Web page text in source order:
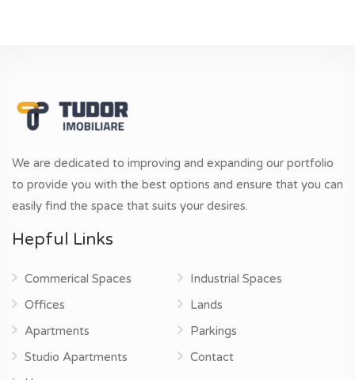
We are dedicated to improving and expanding our portfolio
to provide you with the best options and ensure that you can
easily find the space that suits your desires.
Hepful Links
Commerical Spaces
Offices
Apartments
Studio Apartments
Industrial Spaces
Lands
Parkings
Contact